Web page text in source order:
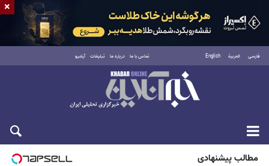
فارسی العربية English تماس با ما درباره ما تبلیغات آرشیو
پنجشنبه ۱۵ مرداد ۱۴۰۵
مطالب پیشنهادی
×